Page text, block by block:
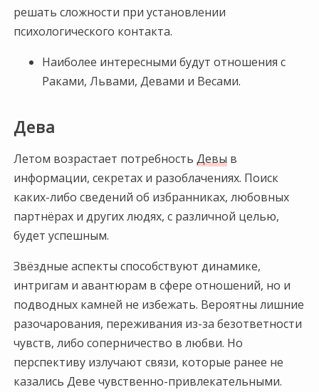
решать сложности при установлении
психологического контакта.
Наиболее интересными будут отношения с
Раками, Львами, Девами и Весами.
Дева
Летом возрастает потребностьДевы в
информации, секретах и разоблачениях. Поиск
каких-либо сведений об избранниках, любовных
партнёрах и других людях, с различной целью,
будет успешным.
Звёздные аспекты способствуют динамике,
интригам и авантюрам в сфере отношений, но и
подводных камней не избежать. Вероятны лишние
разочарования, переживания из-за безответности
чувств, либо соперничество в любви. Но
перспективу излучают связи, которые ранее не
казались Деве чувственно-привлекательными.